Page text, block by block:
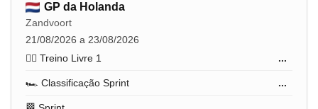
GP da Holanda
Zandvoort
21/08/2026 a 23/08/2026
🏋️‍♂️ Treino Livre 1
...
🏎️ Classificação Sprint ...